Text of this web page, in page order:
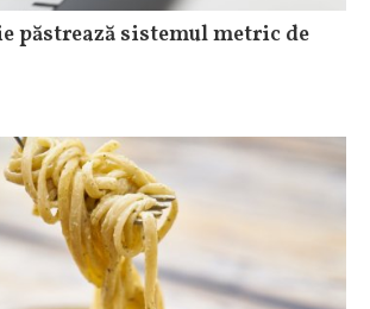
păstrează sistemul metric de